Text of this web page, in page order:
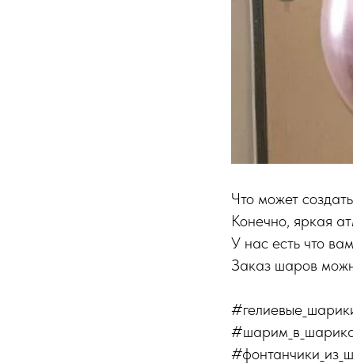
Что может
Конечно, яркая
У нас есть что
Заказ шаров